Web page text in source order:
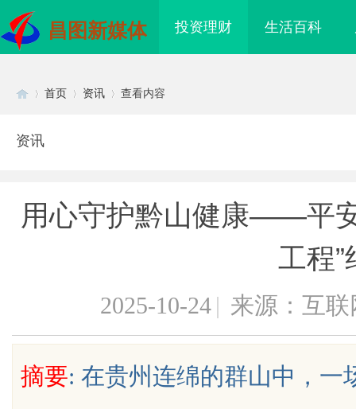
昌图新媒体 投资理财 生活百科
首页 资讯 查看内容
资讯
用心守护黔山健康——平
工程”
2025-10-24 | 来源：互联
摘要: 在贵州连绵的群山中，一